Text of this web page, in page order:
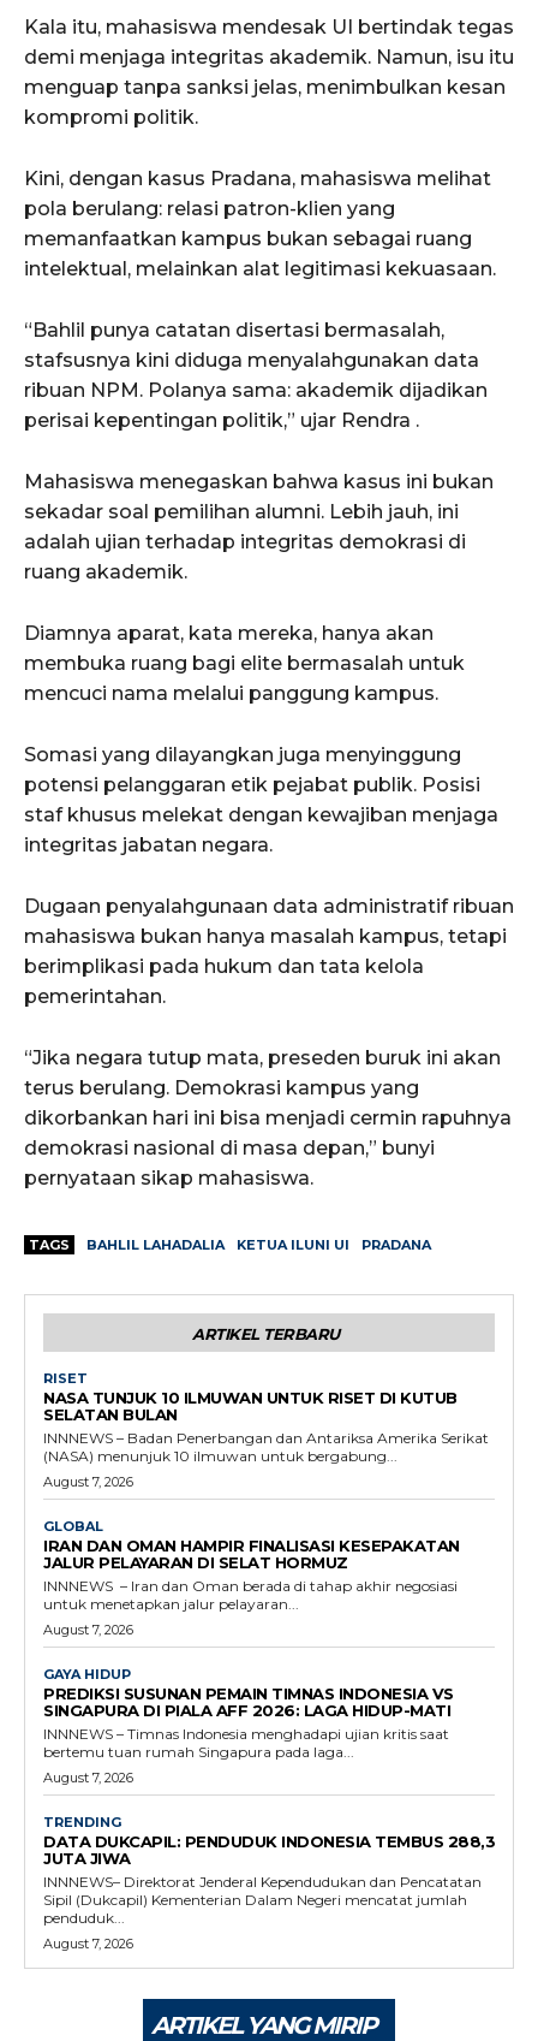
Kala itu, mahasiswa mendesak UI bertindak tegas
demi menjaga integritas akademik. Namun, isu itu
menguap tanpa sanksi jelas, menimbulkan kesan
kompromi politik.
Kini, dengan kasus Pradana, mahasiswa melihat
pola berulang: relasi patron-klien yang
memanfaatkan kampus bukan sebagai ruang
intelektual, melainkan alat legitimasi kekuasaan.
“Bahlil punya catatan disertasi bermasalah,
stafsusnya kini diduga menyalahgunakan data
ribuan NPM. Polanya sama: akademik dijadikan
perisai kepentingan politik,” ujar Rendra .
Mahasiswa menegaskan bahwa kasus ini bukan
sekadar soal pemilihan alumni. Lebih jauh, ini
adalah ujian terhadap integritas demokrasi di
ruang akademik.
Diamnya aparat, kata mereka, hanya akan
membuka ruang bagi elite bermasalah untuk
mencuci nama melalui panggung kampus.
Somasi yang dilayangkan juga menyinggung
potensi pelanggaran etik pejabat publik. Posisi
staf khusus melekat dengan kewajiban menjaga
integritas jabatan negara.
Dugaan penyalahgunaan data administratif ribuan
mahasiswa bukan hanya masalah kampus, tetapi
berimplikasi pada hukum dan tata kelola
pemerintahan.
“Jika negara tutup mata, preseden buruk ini akan
terus berulang. Demokrasi kampus yang
dikorbankan hari ini bisa menjadi cermin rapuhnya
demokrasi nasional di masa depan,” bunyi
pernyataan sikap mahasiswa.
TAGS BAHLIL LAHADALIA KETUA ILUNI UI PRADANA
ARTIKEL TERBARU
RISET
NASA TUNJUK 10 ILMUWAN UNTUK RISET DI KUTUB
SELATAN BULAN
INNNEWS – Badan Penerbangan dan Antariksa Amerika Serikat
(NASA) menunjuk 10 ilmuwan untuk bergabung...
August 7, 2026
GLOBAL
IRAN DAN OMAN HAMPIR FINALISASI KESEPAKATAN
JALUR PELAYARAN DI SELAT HORMUZ
INNNEWS – Iran dan Oman berada di tahap akhir negosiasi
untuk menetapkan jalur pelayaran...
August 7, 2026
GAYA HIDUP
PREDIKSI SUSUNAN PEMAIN TIMNAS INDONESIA VS
SINGAPURA DI PIALA AFF 2026: LAGA HIDUP-MATI
INNNEWS – Timnas Indonesia menghadapi ujian kritis saat
bertemu tuan rumah Singapura pada laga...
August 7, 2026
TRENDING
DATA DUKCAPIL: PENDUDUK INDONESIA TEMBUS 288,3
JUTA JIWA
INNNEWS– Direktorat Jenderal Kependudukan dan Pencatatan
Sipil (Dukcapil) Kementerian Dalam Negeri mencatat jumlah
penduduk...
August 7, 2026
ARTIKEL YANG MIRIP